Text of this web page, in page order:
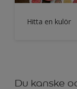
Hitta en kulör
Du kanske